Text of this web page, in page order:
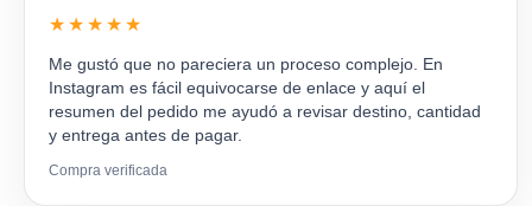
★★★★★
Me gustó que no pareciera un proceso complejo. En
Instagram es fácil equivocarse de enlace y aquí el
resumen del pedido me ayudó a revisar destino, cantidad
y entrega antes de pagar.
Compra verificada